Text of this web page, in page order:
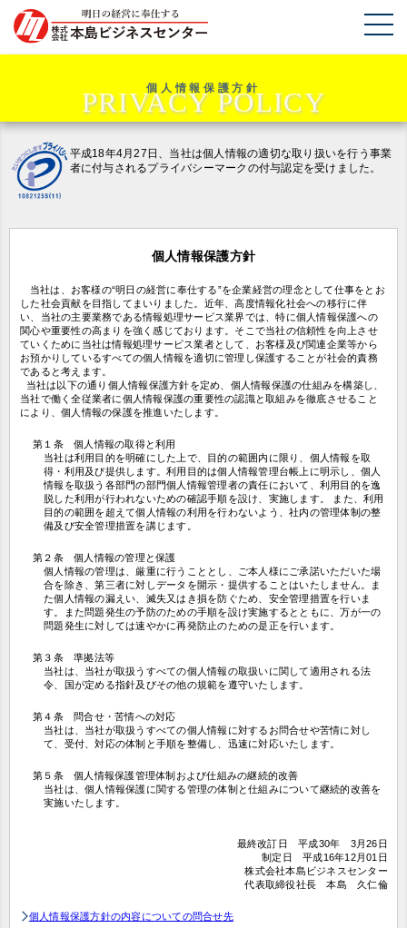
個人情報保護方針
平成18年4月27日、当社は個人情報の適切な取り扱いを行う事業
者に付与されるプライバシーマークの付与認定を受けました。
個人情報保護方針
当社は、お客様の“明日の経営に奉仕する”を企業経営の理念として仕事をとお
した社会貢献を目指してまいりました。近年、高度情報化社会への移行に伴
い、当社の主要業務である情報処理サービス業界では、特に個人情報保護への
関心や重要性の高まりを強く感じております。そこで当社の信頼性を向上させ
ていくために当社は情報処理サービス業者として、お客様及び関連企業等から
お預かりしているすべての個人情報を適切に管理し保護することが社会的責務
であると考えます。
当社は以下の通り個人情報保護方針を定め、個人情報保護の仕組みを構築し、
当社で働く全従業者に個人情報保護の重要性の認識と取組みを徹底させること
により、個人情報の保護を推進いたします。
第１条 個人情報の取得と利用
当社は利用目的を明確にした上で、目的の範囲内に限り、個人情報を取
得・利用及び提供します。利用目的は個人情報管理台帳上に明示し、個人
情報を取扱う各部門の部門個人情報管理者の責任において、利用目的を逸
脱した利用が行われないための確認手順を設け、実施します。 また、利用
目的の範囲を超えて個人情報の利用を行わないよう、社内の管理体制の整
備及び安全管理措置を講じます。
第２条 個人情報の管理と保護
個人情報の管理は、厳重に行うこととし、ご本人様にご承諾いただいた場
合を除き、第三者に対しデータを開示・提供することはいたしません。ま
た個人情報の漏えい、滅失又はき損を防ぐため、安全管理措置を行いま
す。また問題発生の予防のための手順を設け実施するとともに、万が一の
問題発生に対しては速やかに再発防止のための是正を行います。
第３条 準拠法等
当社は、当社が取扱うすべての個人情報の取扱いに関して適用される法
令、国が定める指針及びその他の規範を遵守いたします。
第４条 問合せ・苦情への対応
当社は、当社が取扱うすべての個人情報に対するお問合せや苦情に対し
て、受付、対応の体制と手順を整備し、迅速に対応いたします。
第５条 個人情報保護管理体制および仕組みの継続的改善
当社は、個人情報保護に関する管理の体制と仕組みについて継続的改善を
実施いたします。
最終改訂日 平成30年 3月26日
制定日 平成16年12月01日
株式会社本島ビジネスセンター
代表取締役社長 本島 久仁倫
個人情報保護方針の内容についての問合せ先